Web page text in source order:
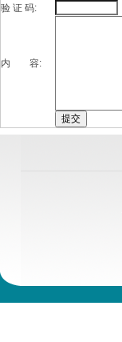
验 证 码:
内 容: